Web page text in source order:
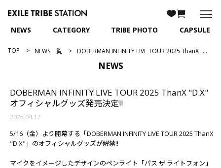
NEWS CATEGORY TRIBE PHOTO CAPSULE
TOP NEWS一覧 DOBERMAN INFINITY LIVE TOUR 2025 ThanX "D.X" オフィシャルグッズ発売決定!!
NEWS
DOBERMAN INFINITY LIVE TOUR 2025 ThanX "D.X"
オフィシャルグッズ発売決定!!
2025.04.17
5/16（金）より開幕する「DOBERMAN INFINITY LIVE TOUR 2025 ThanX
"D.X"」のオフィシャルグッズが解禁!!
マイクをイメージしたデザインのペンライト「パス ザ ライトフォン」